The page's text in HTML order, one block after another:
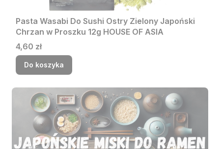
Pasta Wasabi Do Sushi Ostry Zielony Japoński
Chrzan w Proszku 12g HOUSE OF ASIA
Cena
4,60 zł
Do koszyka